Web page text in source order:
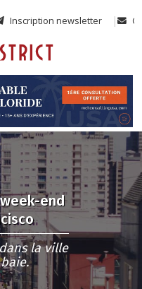
Inscription newsletter
end
la ville